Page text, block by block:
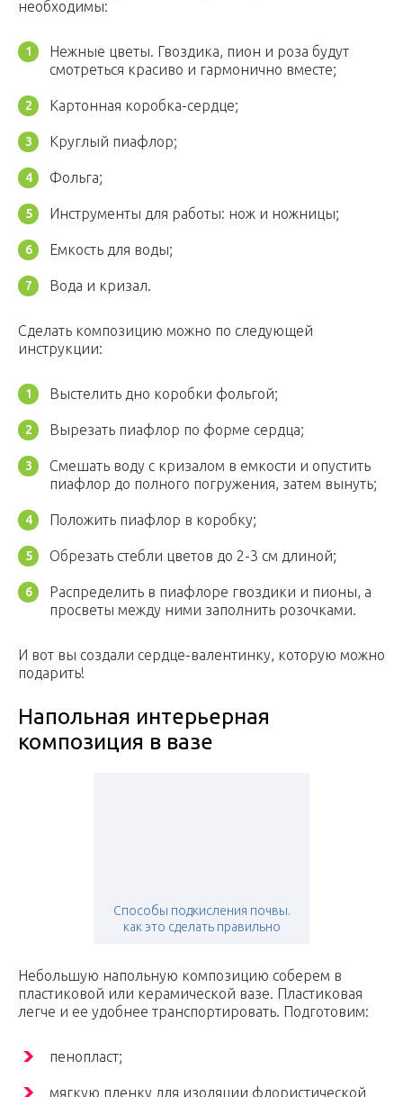
необходимы:
Нежные цветы. Гвоздика, пион и роза будут
смотреться красиво и гармонично вместе;
Картонная коробка-сердце;
Круглый пиафлор;
Фольга;
Инструменты для работы: нож и ножницы;
Емкость для воды;
Вода и кризал.
Сделать композицию можно по следующей
инструкции:
Выстелить дно коробки фольгой;
Вырезать пиафлор по форме сердца;
Смешать воду с кризалом в емкости и опустить
пиафлор до полного погружения, затем вынуть;
Положить пиафлор в коробку;
Обрезать стебли цветов до 2-3 см длиной;
Распределить в пиафлоре гвоздики и пионы, а
просветы между ними заполнить розочками.
И вот вы создали сердце-валентинку, которую можно
подарить!
Напольная интерьерная
композиция в вазе
Способы подкисления почвы.
как это сделать правильно
Небольшую напольную композицию соберем в
пластиковой или керамической вазе. Пластиковая
легче и ее удобнее транспортировать. Подготовим:
пенопласт;
мягкую пленку для изоляции флористической